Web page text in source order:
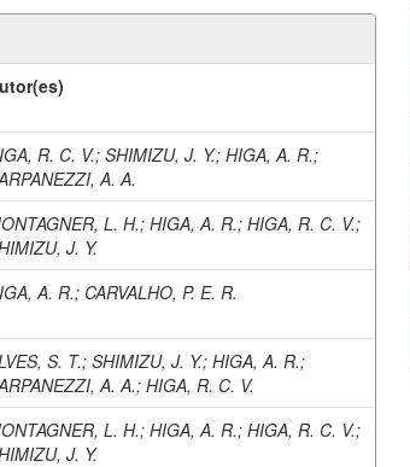
R. C. V.;SHIMIZU, J. Y.;HIGA, A. R.;
A. A.
L. H.;HIGA, A. R.;HIGA, R. C. V.;
J. Y.
A. R.; CARVALHO, P. E. R.
S. T.;SHIMIZU, J. Y.;HIGA, A. R.;
A. A.;HIGA, R. C. V.
L. H.;HIGA, A. R.;HIGA, R. C. V.;
J. Y.